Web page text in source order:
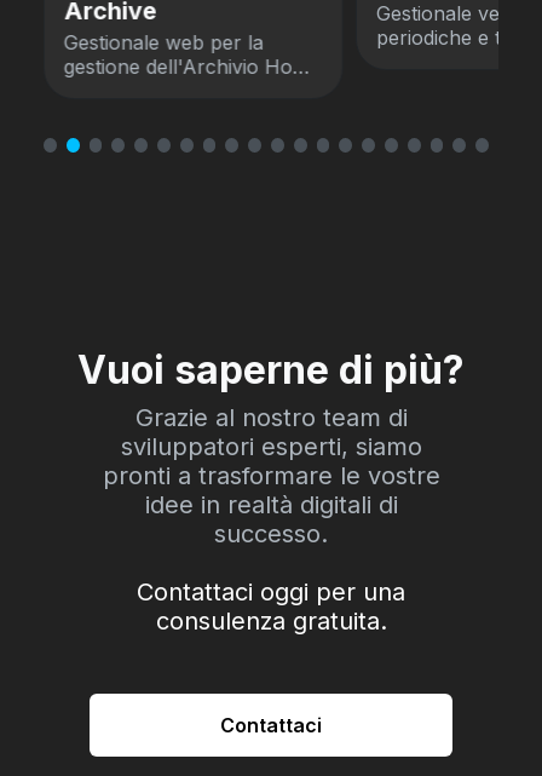
Archive
Gestionale web per la
gestione dell'Archivio Home
Gestionale
periodiche e
Vuoi saperne di più?
Grazie al nostro team di
sviluppatori esperti, siamo
pronti a trasformare le vostre
idee in realtà digitali di
successo.
Contattaci oggi per una
consulenza gratuita.
Contattaci